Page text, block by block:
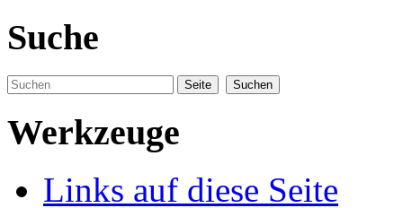
Suche
Werkzeuge
Links auf diese Seite